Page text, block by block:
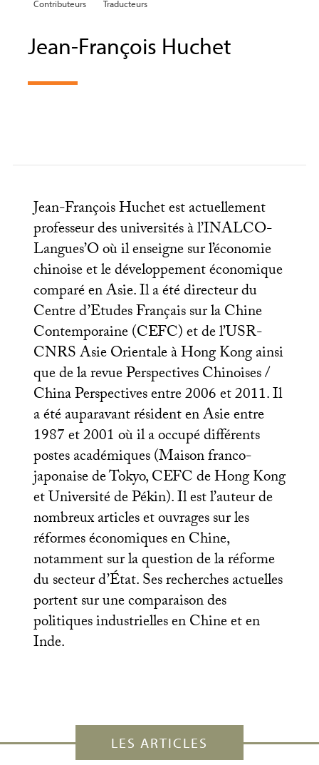
Contributeurs Traducteurs
Jean-François Huchet
Jean-François Huchet est actuellement
professeur des universités à l’INALCO-
Langues’O où il enseigne sur l’économie
chinoise et le développement économique
comparé en Asie. Il a été directeur du
Centre d’Etudes Français sur la Chine
Contemporaine (CEFC) et de l’USR-
CNRSAsie Orientale à Hong Kong ainsi
que de la revue Perspectives Chinoises /
China Perspectives entre 2006 et 2011. Il
a été auparavant résident en Asie entre
1987 et 2001 où il a occupé différents
postes académiques (Maison franco-
japonaise de Tokyo,CEFCde Hong Kong
et Université de Pékin). Il est l’auteur de
nombreux articles et ouvrages sur les
réformes économiques en Chine,
notamment sur la question de la réforme
du secteur d’État. Ses recherches actuelles
portent sur une comparaison des
politiques industrielles en Chine et en
Inde.
LES ARTICLES